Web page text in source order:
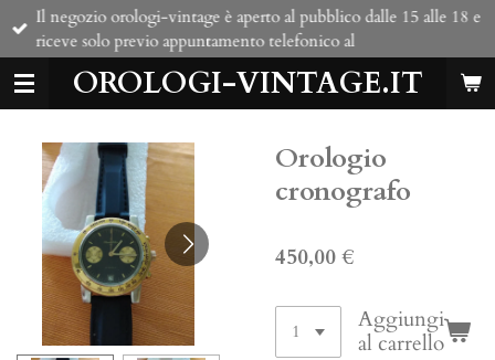
Vai
contenuto
principaleOROLOGI-VINTAGE.IT
Il negozio orologi-vintage è aperto al pubblico dalle 15 alle 18 e
riceve solo previo appuntamento telefonico al
Orologio
cronografo
450,00 €
Aggiungi
al carrello